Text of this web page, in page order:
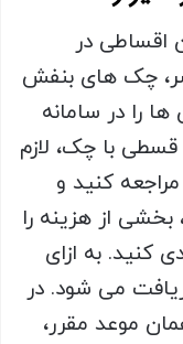
اقساطی در
چک های بنفش
را در سامانه
قسطی با چک، لازم
کنید و
از هزینه را
کنید. به ازای
می شود. در
موعد مقرر،